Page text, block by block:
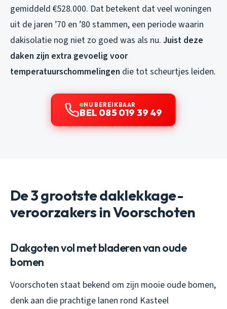
gemiddeld €528.000. Dat betekent dat veel woningen
uit de jaren ’70 en ’80 stammen, een periode waarin
dakisolatie nog niet zo goed was als nu. Juist deze
daken zijn extra gevoelig voor
temperatuurschommelingen die tot scheurtjes leiden.
NU BEREIKBAAR
BEL 085 019 39 49
De 3 grootste daklekkage-
veroorzakers in Voorschoten
Dakgoten vol met bladeren van oude
bomen
Voorschoten staat bekend om zijn mooie oude bomen,
denk aan die prachtige lanen rond Kasteel